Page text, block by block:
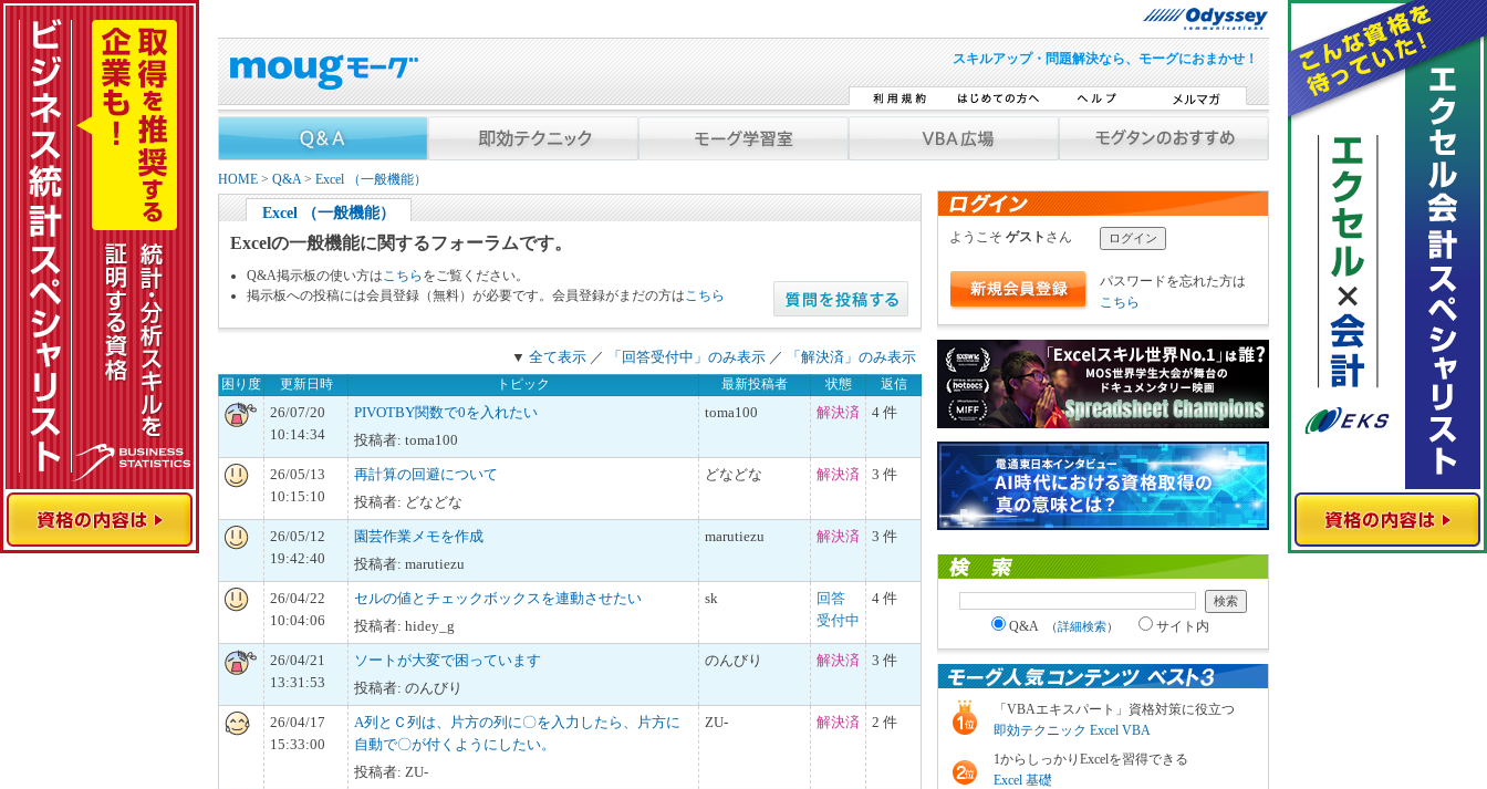
スキルアップ・問題解決なら、モーグにおまかせ！
HOME > Q&A> Excel （一般機能）
Excel （一般機能）
Excelの一般機能に関するフォーラムです。
Q&A掲示板の使い方は こちら をご覧ください。
掲示板への投稿には会員登録（無料）が必要です。会員登録がまだの方は こちら
▼ 全て表示 ／ 「回答受付中」のみ表示 ／ 「解決済」のみ表示
困り度 更新日時 トピック 最新投稿者 状態 返信
26/07/20
10:14:34
PIVOTBY関数で0を入れたい
投稿者: toma100
toma100 解決済 4 件
26/05/13
10:15:10
再計算の回避について
投稿者: どなどな
どなどな 解決済 3 件
26/05/12
19:42:40
園芸作業メモを作成
投稿者: marutiezu
marutiezu 解決済 3 件
26/04/22
10:04:06
セルの値とチェックボックスを連動させたい
投稿者: hidey_g
sk
回答
受付中
4 件
26/04/21
13:31:53
ソートが大変で困っています
投稿者: のんびり
のんびり 解決済 3 件
26/04/17
15:33:00
A列とＣ列は、片方の列に〇を入力したら、片方に
自動で〇が付くようにしたい。
投稿者: ZU-
ZU- 解決済 2 件
ようこそ ゲスト さん
パスワードを忘れた方は
こちら
Q&A （詳細検索） サイト内
「VBAエキスパート」資格対策に役立つ
即効テクニック Excel VBA
1からしっかりExcelを習得できる
Excel 基礎